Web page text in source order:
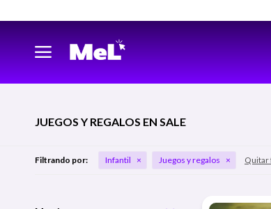
JUEGOS Y REGALOS EN SALE
Filtrando por: Infantil Juegos y regalos Quitar